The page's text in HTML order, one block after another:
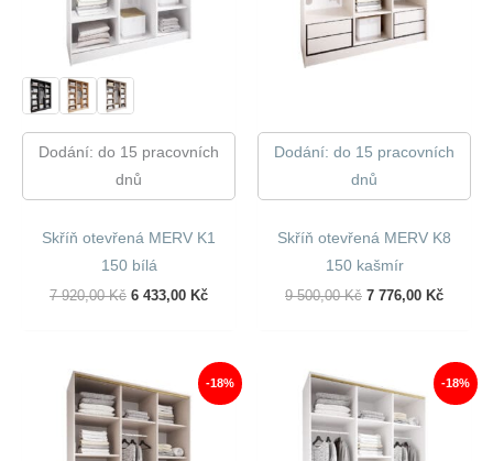
Dodání: do 15 pracovních
dnů
Skříň otevřená MERV K1
150 bílá
7 920,00Kč Původní
6 433,00 KčAktuální
433,00 Kč.
Dodání: do 15 pracovních
dnů
Skříň otevřená MERV K8
150 kašmír
9 500,00Kč Původní
7 776,00 Kč
776,00
-18% -18%